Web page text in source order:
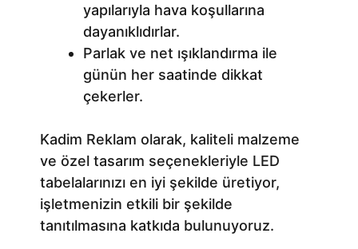
yapılarıyla hava koşullarına
dayanıklıdırlar.
Parlak ve net ışıklandırma ile
günün her saatinde dikkat
çekerler.
Kadim Reklam olarak, kaliteli malzeme
ve özel tasarım seçenekleriyle LED
tabelalarınızı en iyi şekilde üretiyor,
işletmenizin etkili bir şekilde
tanıtılmasına katkıda bulunuyoruz.